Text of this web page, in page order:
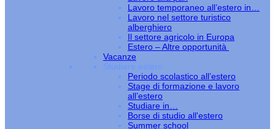
Lavoro temporaneo all’estero in…
Lavoro nel settore turistico
alberghiero
Il settore agricolo in Europa
Estero – Altre opportunità
Vacanze
Studiare estero
Periodo scolastico all’estero
Stage di formazione e lavoro
all’estero
Studiare in…
Borse di studio all'estero
Summer school